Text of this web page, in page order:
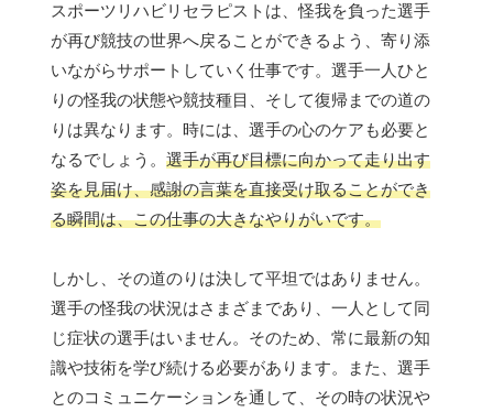
スポーツリハビリセラピストは、怪我を負った選手
が再び競技の世界へ戻ることができるよう、寄り添
いながらサポートしていく仕事です。選手一人ひと
りの怪我の状態や競技種目、そして復帰までの道の
りは異なります。時には、選手の心のケアも必要と
なるでしょう。 選手が再び目標に向かって走り出す
姿を見届け、感謝の言葉を直接受け取ることができ
る瞬間は、この仕事の大きなやりがいです。
しかし、その道のりは決して平坦ではありません。
選手の怪我の状況はさまざまであり、一人として同
じ症状の選手はいません。そのため、常に最新の知
識や技術を学び続ける必要があります。また、選手
とのコミュニケーションを通して、その時の状況や